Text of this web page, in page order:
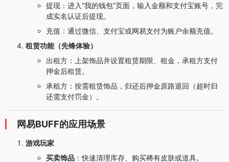
提现：进入“我的钱包”页面，输入金额和支付宝账号，完
成实名认证后提现。
充值：通过微信、支付宝或网易支付为账户余额充值。
租赁功能（先锋体验）
出租方：上架饰品并设置租赁期限、租金，承租方支付
押金后租赁。
承租方：按需租赁饰品，归还后押金原路退回（超时归
还需支付罚金）。
网易BUFF的应用场景
游戏玩家
买卖饰品 ：快速清理库存、购买稀有皮肤或道具。